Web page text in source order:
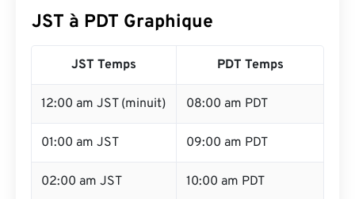
JST à PDT Graphique
JST Temps PDT Temps
12:00 am JST (minuit) 08:00 am PDT
01:00 am JST 09:00 am PDT
02:00 am JST 10:00 am PDT